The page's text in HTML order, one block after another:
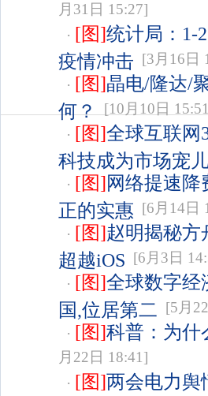
月31日 15:27]
· [图]统计局：1-
疫情冲击 [3月16日
· [图]晶电/隆达/
何？
[10月10日
· [图]全球互联网
科技成为市场宠儿
· [图]网络提速降
正的实惠 [6月14日
· [图]赵明揭秘方
超越iOS [6月3日
· [图]全球数字经
国,位居第二
[5月
· [图]科普：为什
月22日 18:41]
· [图]两会电力舆